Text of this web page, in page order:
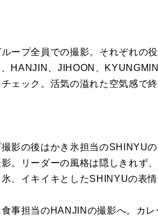
ープ全員での撮影。 それぞれの
HANJIN、 JIHOON、
ェック。 活気の溢れた空気感で
撮影の後はかき氷担当のSHINYU
。リーダーの風格は隠しきれず、
、 イキイキとしたSHINYUの表情
食事担当のHANJINの撮影へ。 カ